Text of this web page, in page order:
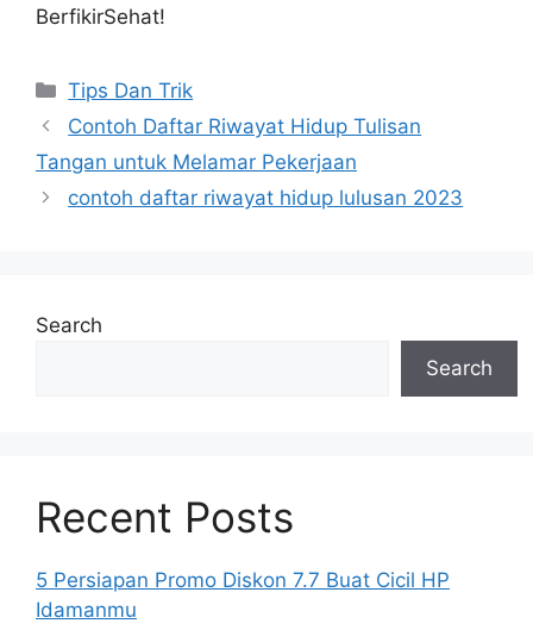
BerfikirSehat!
Categories
Tips Dan Trik
Contoh Daftar Riwayat Hidup Tulisan
Tangan untuk Melamar Pekerjaan
contoh daftar riwayat hidup lulusan 2023
Search
Search
Recent Posts
5 Persiapan Promo Diskon 7.7 Buat Cicil HP
Idamanmu